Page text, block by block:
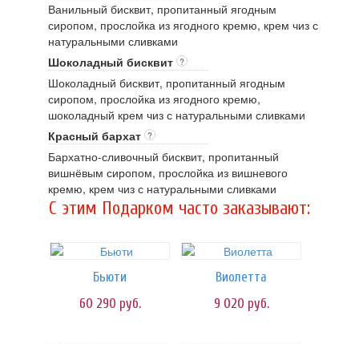
Ванильный бисквит, пропитанный ягодным
сиропом, прослойка из ягодного кремю, крем чиз с
натуральными сливками
Шоколадный бисквит ?
Шоколадный бисквит, пропитанный ягодным
сиропом, прослойка из ягодного кремю,
шоколадный крем чиз с натуральными сливками
Красный бархат ?
Бархатно-сливочный бисквит, пропитанный
вишнёвым сиропом, прослойка из вишневого
кремю, крем чиз с натуральными сливками
C этим Подарком часто заказывают:
Бьюти
60 290 руб.
Виолетта
9 020 руб.